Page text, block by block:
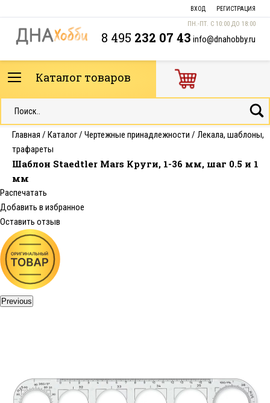
ВХОД РЕГИСТРАЦИЯ
ПН.-ПТ. С 10:00 ДО 18:00
8 495 232 07 43 info@dnahobby.ru
Каталог товаров
Главная / Каталог/ Чертежные принадлежности / Лекала, шаблоны,
трафареты
Шаблон Staedtler Mars Круги, 1-36 мм, шаг 0.5 и 1
мм
Распечатать
Добавить в избранное
Оставить отзыв
Previous